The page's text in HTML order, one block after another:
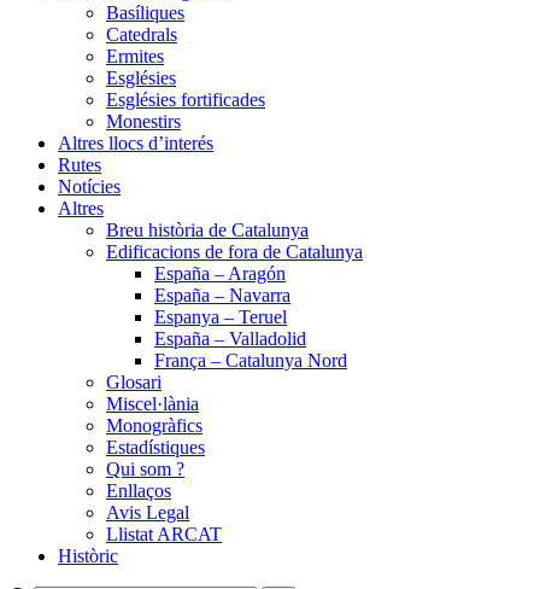
Basíliques
Catedrals
Ermites
Esglésies
Esglésies fortificades
Monestirs
Altres llocs d’interés
Rutes
Notícies
Altres
Breu història de Catalunya
Edificacions de fora de Catalunya
España – Aragón
España – Navarra
Espanya – Teruel
España – Valladolid
França – Catalunya Nord
Glosari
Miscel·lània
Monogràfics
Estadístiques
Qui som ?
Enllaços
Avis Legal
Llistat ARCAT
Històric